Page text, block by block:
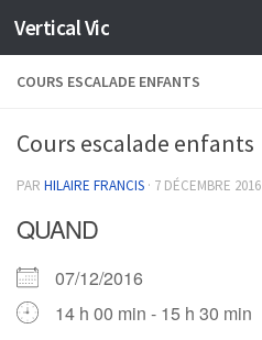
Skip to content
Vertical Vic
COURS ESCALADE ENFANTS
Cours escalade enfants
PAR HILAIRE FRANCIS · 7 DÉCEMBRE 2016
QUAND
07/12/2016
14 h 00 min - 15 h 30 min